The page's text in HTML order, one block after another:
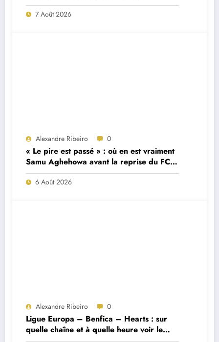
7 Août 2026
Alexandre Ribeiro 0
« Le pire est passé » : où en est vraiment
Samu Aghehowa avant la reprise du FC
Porto ?
6 Août 2026
Alexandre Ribeiro 0
Ligue Europa – Benfica – Hearts : sur
quelle chaîne et à quelle heure voir le